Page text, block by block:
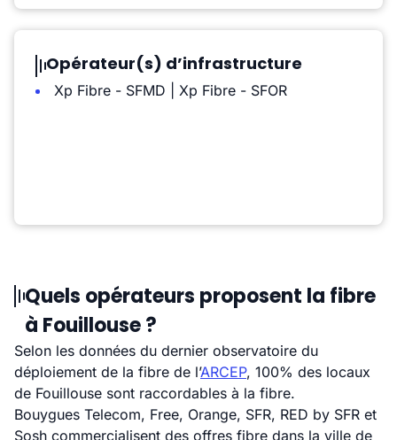
Opérateur(s) d’infrastructure
Xp Fibre - SFMD | Xp Fibre - SFOR
Quels opérateurs proposent la fibre
à Fouillouse ?
Selon les données du dernier observatoire du
déploiement de la fibre de l’ARCEP, 100% des locaux
de Fouillouse sont raccordables à la fibre.
Bouygues Telecom, Free, Orange, SFR, RED by SFR et
Sosh commercialisent des offres fibre dans la ville de